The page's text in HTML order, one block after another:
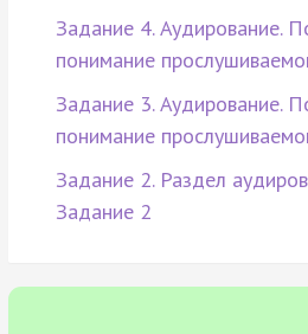
Задание 4. Аудирование.
понимание
Задание 3. Аудирование.
понимание
Задание 2. Раздел
Задание 2